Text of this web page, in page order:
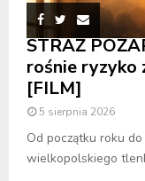
STRAŻ
rośnie ryzyko
[FILM]
5 sierpnia 2026
Od początku roku
wielkopolskiego